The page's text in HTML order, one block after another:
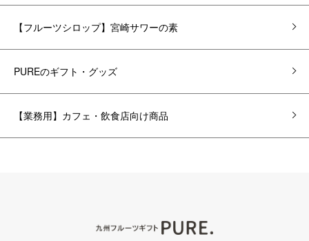
【フルーツシロップ】宮崎サワーの素
PUREのギフト・グッズ
【業務用】カフェ・飲食店向け商品